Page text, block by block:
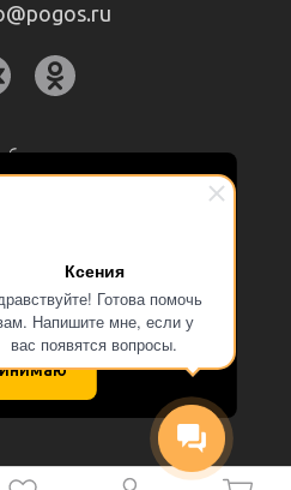
Ксения
Готова помочь
Напишите мне, если у
вас появятся вопросы.
данным сайтом
персональных
Яндекс.Метрика в
конфиденциальности
об использовании
файлов
персональных
сайта
2026 (ИП Чивчян М.Р.)